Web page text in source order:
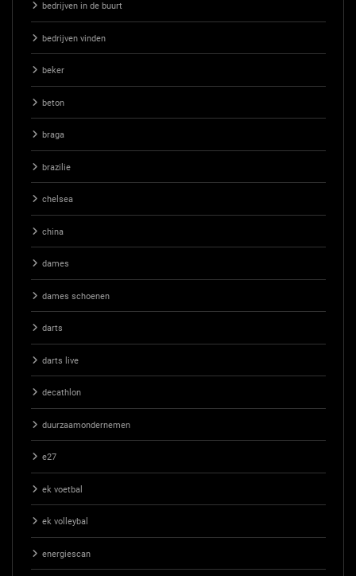
bedrijven in de buurt
bedrijven vinden
beker
beton
braga
brazilie
chelsea
china
dames
dames schoenen
darts
darts live
decathlon
duurzaamondernemen
e27
ek voetbal
ek volleybal
energiescan